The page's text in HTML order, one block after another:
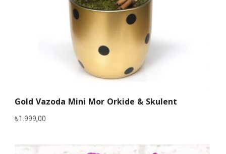
Gold Vazoda Mini Mor Orkide & Skulent
₺1.999,00